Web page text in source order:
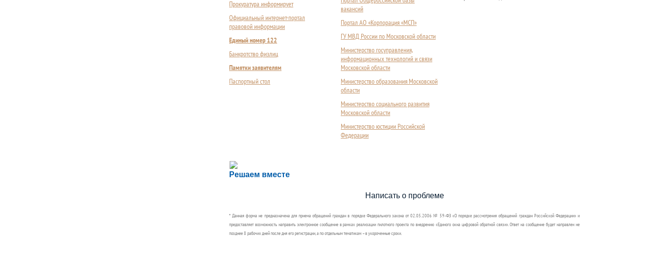
Прокуратура информирует
Официальный интернет-портал
правовой информации
Единый номер 122
Банкротство физлиц
Памятки заявителям
Паспортный стол
вакансий
Портал АО «Корпорация «МСП»
ГУ МВД России по Московской области
Министерство госуправления,
информационных технологий и связи
Московской области
Министерство образования Московской
области
Министерство социального развития
Московской области
Министерство юстиции Российской
Федерации
Решаем вместе
Сложности с получением социальной выплаты или пособия?
Сообщите об этом
Написать о проблеме
* Данная форма не предназначена для приема обращений граждан в порядке Федерального закона от 02.05.2006 № 59-ФЗ «О порядке рассмотрения обращений граждан Российской Федерации» и
предоставляет возможность направить электронное сообщение в рамках реализации пилотного проекта по внедрению «Единого окна цифровой обратной связи». Ответ на сообщение будет направлен не
позднее 8 рабочих дней после дня его регистрации, а по отдельным тематикам – в укороченные сроки.